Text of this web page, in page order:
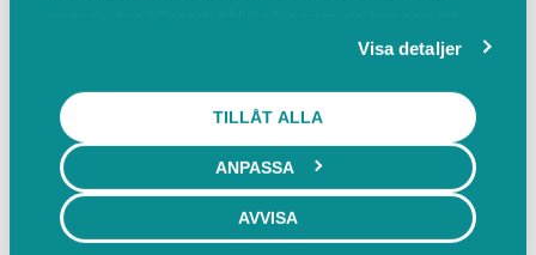
Visa detaljer
TILLÅT ALLA
ANPASSA
AVVISA
L
KONTAKTA OSS